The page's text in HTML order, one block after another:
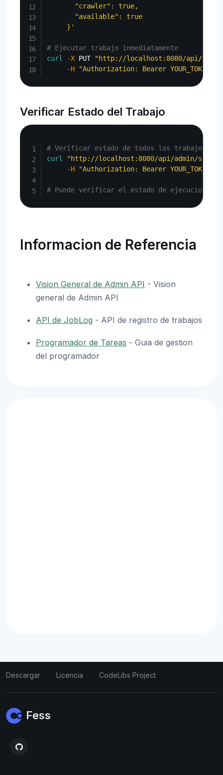
       "crawler": true,
       "available": true
     }'
# Ejecutar trabajo inmediatamente
curl
-X PUT "http://localhost:8080/api/
-H
"Authorization: Bearer YOUR_TOKEN"
Verificar Estado del Trabajo
# Verificar estado de todos los trabajos
curl
"http://localhost:8080/api/admin/
-H
"Authorization: Bearer YOUR_TOKEN"
# Puede verificar el estado de ejecucion con
Informacion de Referencia
Vision General de Admin API - Vision
general de Admin API
API de JobLog - API de registro de trabajos
Programador de Tareas - Guia de gestion
del programador
Descargar Licencia CodeLibs Project
Fess